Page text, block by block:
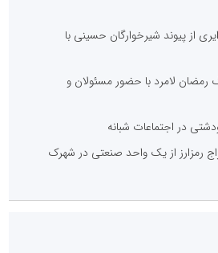
از پیوند شیرخوارگان حسینی با
لامرد با حضور مسئولان و
در اجتماعات شبانه
رمزارز از یک واحد صنعتی در شهرک